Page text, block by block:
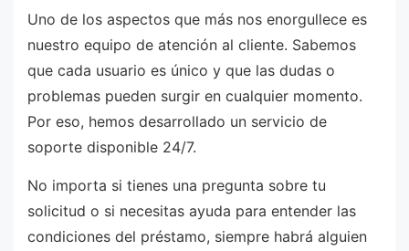
Uno de los aspectos que más nos enorgullece es
nuestro equipo de atención al cliente. Sabemos
que cada usuario es único y que las dudas o
problemas pueden surgir en cualquier momento.
Por eso, hemos desarrollado un servicio de
soporte disponible 24/7.
No importa si tienes una pregunta sobre tu
solicitud o si necesitas ayuda para entender las
condiciones del préstamo, siempre habrá alguien